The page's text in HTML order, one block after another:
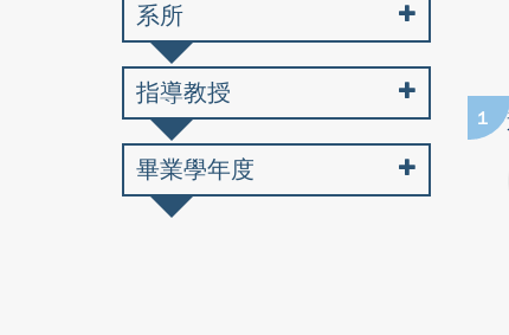
1
系所
指導教授
畢業學年度